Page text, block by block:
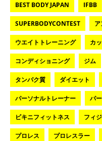
BEST BODY JAPAN IFBB
SUPERBODYCONTEST
ウエイトトレーニング カ
コンディショニング ジム
タンパク質 ダイエット
パーソナルトレーナー パ
ビキニフィットネス フィ
プロレス プロレスラー